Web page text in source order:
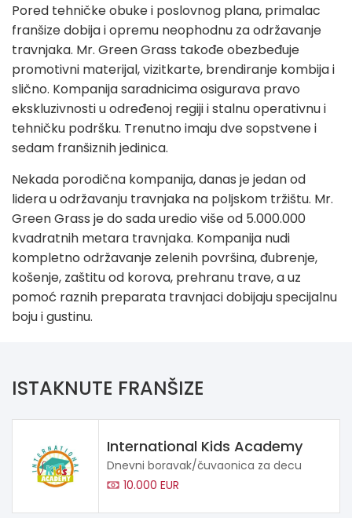
Pored tehničke obuke i poslovnog plana, primalac
franšize dobija i opremu neophodnu za održavanje
travnjaka. Mr. Green Grass takođe obezbeđuje
promotivni materijal, vizitkarte, brendiranje kombija i
slično. Kompanija saradnicima osigurava pravo
ekskluzivnosti u određenoj regiji i stalnu operativnu i
tehničku podršku. Trenutno imaju dve sopstvene i
sedam franšiznih jedinica.
Nekada porodična kompanija, danas je jedan od
lidera u održavanju travnjaka na poljskom tržištu. Mr.
Green Grass je do sada uredio više od 5.000.000
kvadratnih metara travnjaka. Kompanija nudi
kompletno održavanje zelenih površina, đubrenje,
košenje, zaštitu od korova, prehranu trave, a uz
pomoć raznih preparata travnjaci dobijaju specijalnu
boju i gustinu.
ISTAKNUTE FRANŠIZE
International Kids Academy
Dnevni boravak/čuvaonica za decu
10.000 EUR